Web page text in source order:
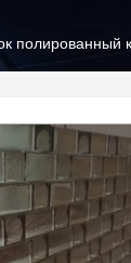
полированный